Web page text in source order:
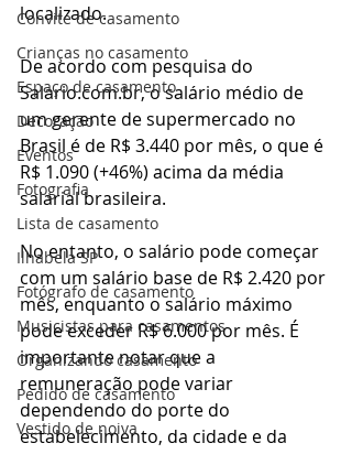
Convite de casamento
Crianças no casamento
Espaço de casamento
Decoração
Eventos
Fotografia
Lista de casamento
Ilhabela SP
Fotógrafo de casamento
Musicistas para casamentos
Organizando casamento
Pedido de casamento
Vestido de noiva
localizado.
De acordo com pesquisa do
Salario.com.br, o salário médio de
um gerente de supermercado no
Brasil é de R$ 3.440 por mês, o que é
R$ 1.090 (+46%) acima da média
salarial brasileira.
No entanto, o salário pode começar
com um salário base de R$ 2.420 por
mês, enquanto o salário máximo
pode exceder R$ 6.000 por mês. É
importante notar que a
remuneração pode variar
dependendo do porte do
estabelecimento, da cidade e da